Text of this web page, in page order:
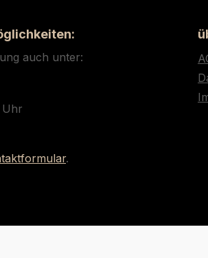
auch unter:
Uhr
.